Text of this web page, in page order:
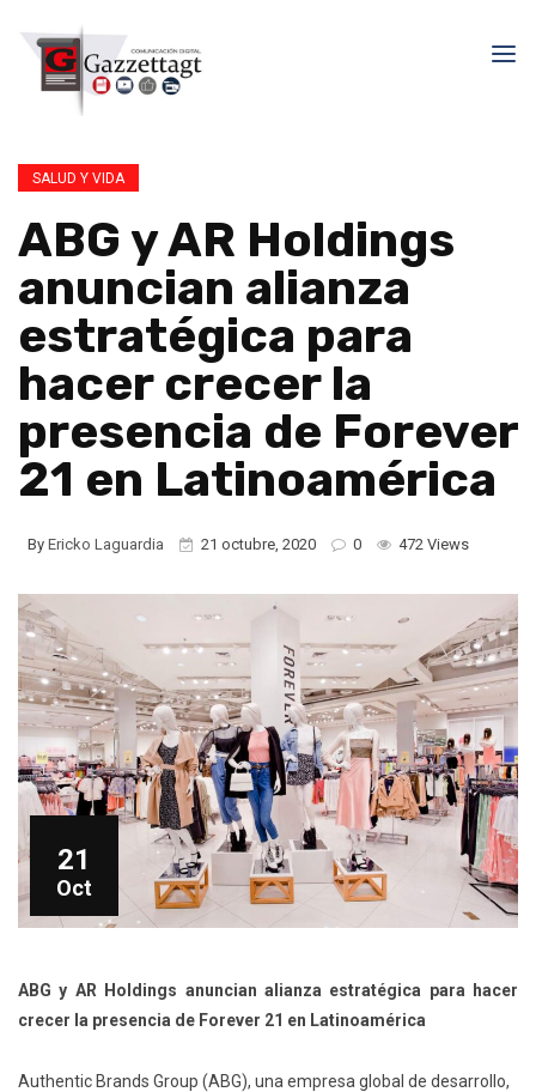
SALUD Y VIDA
ABG y AR Holdings
anuncian alianza
estratégica para
hacer crecer la
presencia de Forever
21 en Latinoamérica
By Ericko Laguardia 21 octubre, 2020 0 472 Views
21
Oct
ABG y AR Holdings anuncian alianza estratégica para hacer
crecer la presencia de Forever 21 en Latinoamérica
Authentic Brands Group (ABG), una empresa global de desarrollo,